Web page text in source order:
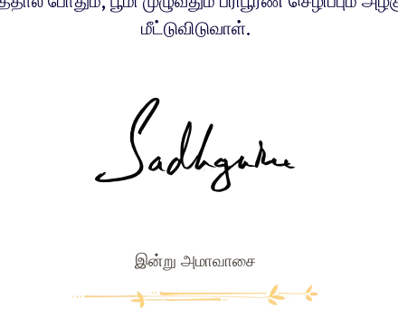
மீட்டுவிடுவாள்.
இன்று அமாவாசை